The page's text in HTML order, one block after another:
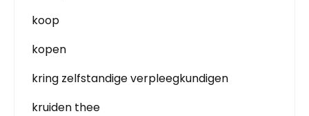
koop
kopen
kring zelfstandige verpleegkundigen
kruiden thee